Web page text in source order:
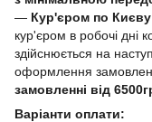
— Кур'єром по
кур'єром в робочі дні
здійснюється на
оформлення
замовленні від
Варіанти оплати: